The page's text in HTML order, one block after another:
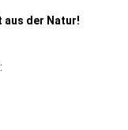
aus der Natur!
: